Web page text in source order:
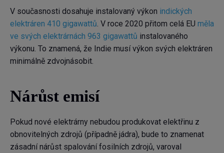
V současnosti dosahuje instalovaný výkon indických
elektráren 410 gigawattů. V roce 2020 přitom celá EU měla
ve svých elektrárnách 963 gigawattů instalovaného
výkonu. To znamená, že Indie musí výkon svých elektráren
minimálně zdvojnásobit.
Nárůst emisí
Pokud nové elektrárny nebudou produkovat elektřinu z
obnovitelných zdrojů (případně jádra), bude to znamenat
zásadní nárůst spalování fosilních zdrojů, varoval